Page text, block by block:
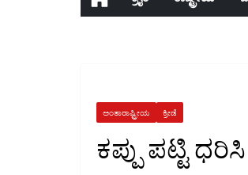
ಅಂತಾರಾಷ್ಟ್ರೀಯ ಕ್ರೀಡೆ
ಕಪ್ಪು ಪಟ್ಟಿ